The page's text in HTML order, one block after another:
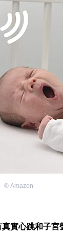
© Amazon
實心跳和子宮